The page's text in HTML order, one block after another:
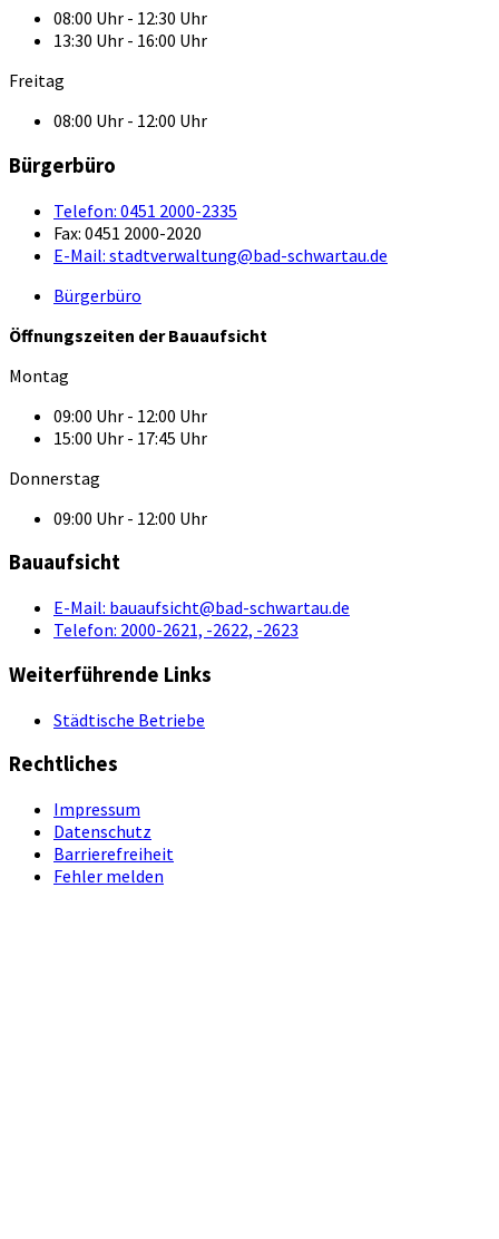
08:00 Uhr - 12:30 Uhr
13:30 Uhr - 16:00 Uhr
Freitag
08:00 Uhr - 12:00 Uhr
Bürgerbüro
Telefon: 0451 2000-2335
Fax: 0451 2000-2020
E-Mail: stadtverwaltung@bad-schwartau.de
Bürgerbüro
Öffnungszeiten der Bauaufsicht
Montag
09:00 Uhr - 12:00 Uhr
15:00 Uhr - 17:45 Uhr
Donnerstag
09:00 Uhr - 12:00 Uhr
Bauaufsicht
E-Mail: bauaufsicht@bad-schwartau.de
Telefon: 2000-2621, -2622, -2623
Weiterführende Links
Städtische Betriebe
Rechtliches
Impressum
Datenschutz
Barrierefreiheit
Fehler melden